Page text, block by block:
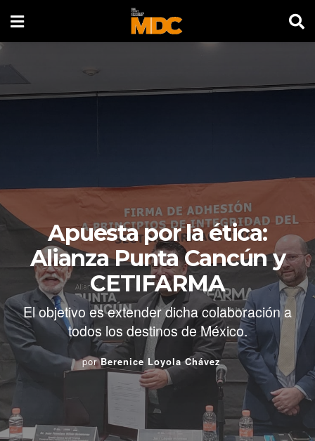
Apuesta por la ética:
Alianza Punta Cancún y
CETIFARMA
El objetivo es extender dicha colaboración a
todos los destinos de México.
por Berenice Loyola Chávez